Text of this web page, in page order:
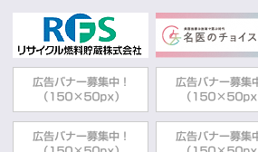
平成30年度一般施政方針
2017年02月22日 市長演説
平成29年度一般施政方針